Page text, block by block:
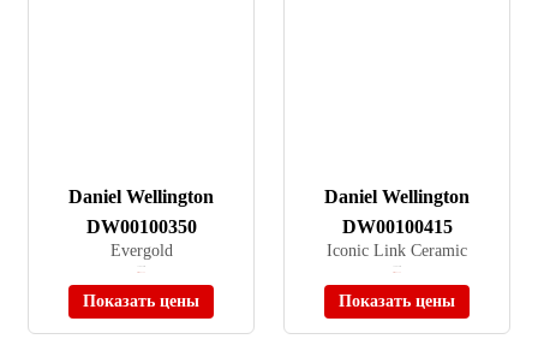
Daniel Wellington
DW00100350
Evergold
Показать цены
Daniel Wellington
DW00100415
Iconic Link Ceramic
Показать цены